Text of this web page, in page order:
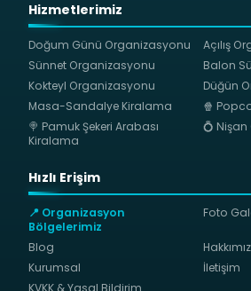
Hizmetlerimiz
Doğum Günü Organizasyonu
Açılış
Sünnet Organizasyonu
Balon
Kokteyl Organizasyonu
Düğün
Masa-Sandalye Kiralama
🍿
🍭 Pamuk Şekeri Arabası
Kiralama
💍
Hızlı Erişim
📍 Organizasyon
Bölgelerimiz
Foto
Blog
Kurumsal
İletişim
KVKK & Yasal Bildirim